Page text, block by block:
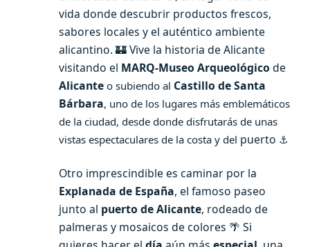
vida donde descubrir productos frescos,
sabores locales y el auténtico ambiente
alicantino. 🏰 Vive la historia de Alicante
visitando el MARQ-Museo Arqueológico de
Alicante o subiendo al Castillo de Santa
Bárbara, uno de los lugares más emblemáticos
de la ciudad, desde donde disfrutarás de unas
vistas espectaculares de la costa y del puerto ⚓️
Otro imprescindible es caminar por la
Explanada de España, el famoso paseo
junto al puerto de Alicante, rodeado de
palmeras y mosaicos de colores 🌴 Si